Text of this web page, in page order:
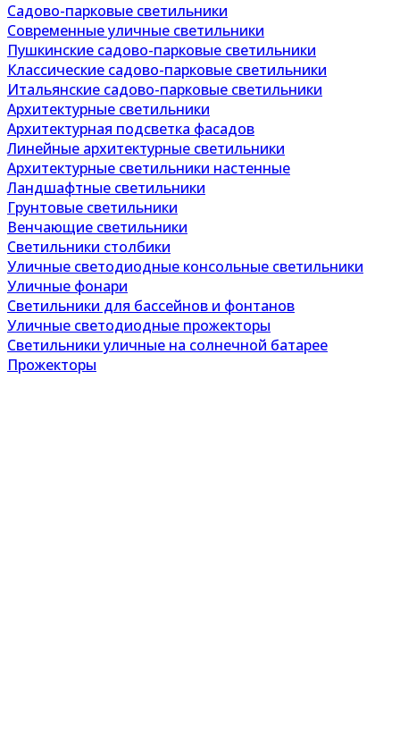
Садово-парковые светильники
Современные уличные светильники
Пушкинские садово-парковые светильники
Классические садово-парковые светильники
Итальянские садово-парковые светильники
Архитектурные светильники
Архитектурная подсветка фасадов
Линейные архитектурные светильники
Архитектурные светильники настенные
Ландшафтные светильники
Грунтовые светильники
Венчающие светильники
Светильники столбики
Уличные светодиодные консольные светильники
Уличные фонари
Светильники для бассейнов и фонтанов
Уличные светодиодные прожекторы
Светильники уличные на солнечной батарее
Прожекторы